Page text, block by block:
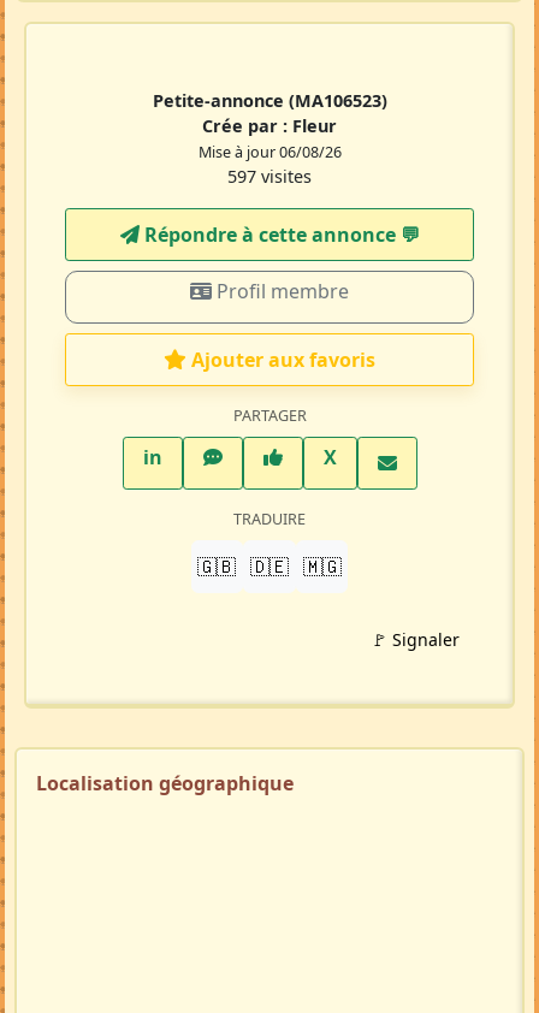
Petite-annonce (MA106523)
Crée par : Fleur
Mise à jour 06/08/26
597 visites
Répondre à cette annonce 💬​
Profil membre
Ajouter aux favoris
PARTAGER
inLinkedInWhatsAppFacebook
XTwitter X
TRADUIRE
🇬🇧 🇩🇪 🇲🇬
🚩 Signaler
Localisation géographique